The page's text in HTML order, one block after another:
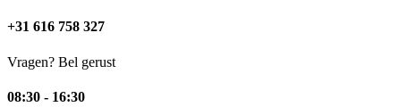
+31 616 758 327
Vragen? Bel gerust
08:30 - 16:30